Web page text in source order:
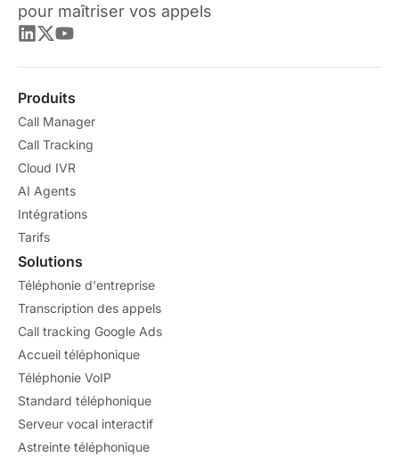
pour maîtriser vos appels
Produits
Call Manager
Call Tracking
Cloud IVR
AI Agents
Intégrations
Tarifs
Solutions
Téléphonie d'entreprise
Transcription des appels
Call tracking Google Ads
Accueil téléphonique
Téléphonie VoIP
Standard téléphonique
Serveur vocal interactif
Astreinte téléphonique